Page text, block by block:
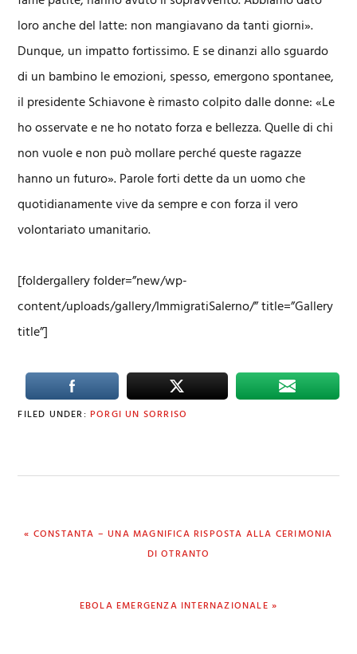
loro anche del latte: non mangiavano da tanti giorni».
Dunque, un impatto fortissimo. E se dinanzi allo sguardo
di un bambino le emozioni, spesso, emergono spontanee,
il presidente Schiavone è rimasto colpito dalle donne: «Le
ho osservate e ne ho notato forza e bellezza. Quelle di chi
non vuole e non può mollare perché queste ragazze
hanno un futuro». Parole forti dette da un uomo che
quotidianamente vive da sempre e con forza il vero
volontariato umanitario.
[foldergallery folder=”new/wp-
content/uploads/gallery/ImmigratiSalerno/” title=”Gallery
title”]
FILED UNDER: PORGI UN SORRISO
PREVIOUS
« CONSTANTA – UNA MAGNIFICA RISPOSTA ALLA CERIMONIA
DI OTRANTO
NEXT
EBOLA EMERGENZA INTERNAZIONALE »